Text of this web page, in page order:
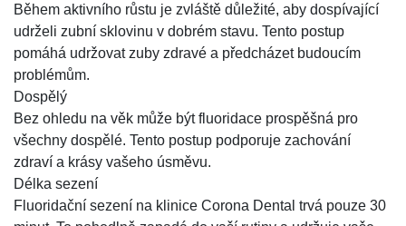
Během aktivního růstu je zvláště důležité, aby dospívající
udrželi zubní sklovinu v dobrém stavu. Tento postup
pomáhá udržovat zuby zdravé a předcházet budoucím
problémům.
Dospělý
Bez ohledu na věk může být fluoridace prospěšná pro
všechny dospělé. Tento postup podporuje zachování
zdraví a krásy vašeho úsměvu.
Délka sezení
Fluoridační sezení na klinice Corona Dental trvá pouze 30